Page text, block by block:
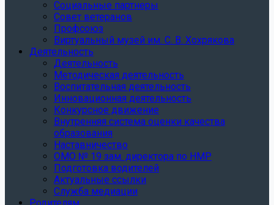
Социальные партнеры
Совет ветеранов
Профсоюз
Виртуальный музей им. С. В. Хохрякова
Деятельность
Деятельность
Методическая деятельность
Воспитательная деятельность
Инновационная деятельность
Конкурсное движение
Внутренняя система оценки качества
образования
Наставничество
ОМО № 19 зам. директора по НМР
Подготовка водителей
Актуальные ссылки
Служба медиации